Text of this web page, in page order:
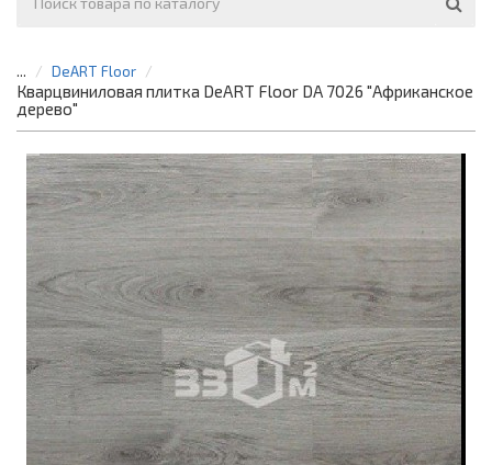
... DeART Floor
Кварцвиниловая плитка DeART Floor DA 7026 "Африканское
дерево"